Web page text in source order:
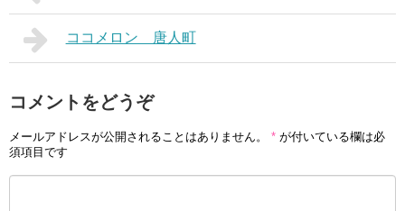
ココメロン 唐人町
コメントをどうぞ
メールアドレスが公開されることはありません。 * が付いている欄は必
須項目です